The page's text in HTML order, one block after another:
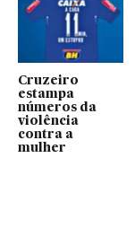
Cruzeiro
estampa
números da
violência
contra a
mulher